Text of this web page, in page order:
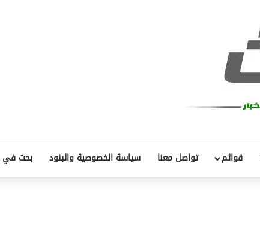
قوائم تواصل معنا سياسة الخصوصية والبنود بحث في